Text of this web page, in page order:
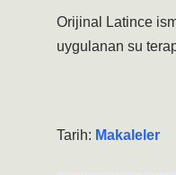
Orijinal Latince
uygulanan su
Tarih: Makaleler